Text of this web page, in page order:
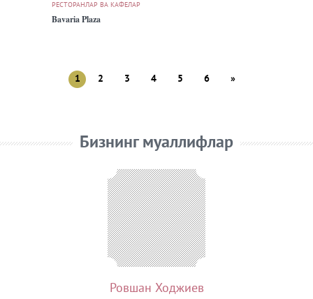
РЕСТОРАНЛАР ВА КАФЕЛАР
Bavaria Plaza
1 2 3 4 5 6 »
Бизнинг муаллифлар
Ровшан Ходжиев